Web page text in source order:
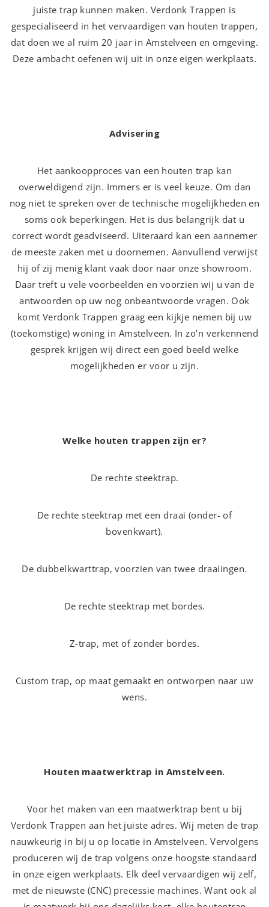
juiste trap kunnen maken. Verdonk Trappen is
gespecialiseerd in het vervaardigen van houten trappen,
dat doen we al ruim 20 jaar in Amstelveen en omgeving.
Deze ambacht oefenen wij uit in onze eigen werkplaats.
Advisering
Het aankoopproces van een houten trap kan
overweldigend zijn. Immers er is veel keuze. Om dan
nog niet te spreken over de technische mogelijkheden en
soms ook beperkingen. Het is dus belangrijk dat u
correct wordt geadviseerd. Uiteraard kan een aannemer
de meeste zaken met u doornemen. Aanvullend verwijst
hij of zij menig klant vaak door naar onze showroom.
Daar treft u vele voorbeelden en voorzien wij u van de
antwoorden op uw nog onbeantwoorde vragen. Ook
komt Verdonk Trappen graag een kijkje nemen bij uw
(toekomstige) woning in Amstelveen. In zo’n verkennend
gesprek krijgen wij direct een goed beeld welke
mogelijkheden er voor u zijn.
Welke houten trappen zijn er?
De rechte steektrap.
De rechte steektrap met een draai (onder- of
bovenkwart).
De dubbelkwarttrap, voorzien van twee draaiingen.
De rechte steektrap met bordes.
Z-trap, met of zonder bordes.
Custom trap, op maat gemaakt en ontworpen naar uw
wens.
Houten maatwerktrap in Amstelveen.
Voor het maken van een maatwerktrap bent u bij
Verdonk Trappen aan het juiste adres. Wij meten de trap
nauwkeurig in bij u op locatie in Amstelveen. Vervolgens
produceren wij de trap volgens onze hoogste standaard
in onze eigen werkplaats. Elk deel vervaardigen wij zelf,
met de nieuwste (CNC) precessie machines. Want ook al